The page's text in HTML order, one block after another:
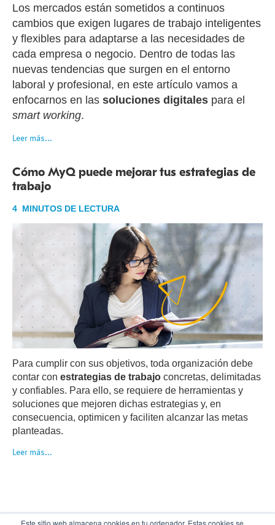
Este sitio web almacena cookies en tu ordenador. Estas cookies se
Los mercados están sometidos a continuos
cambios que exigen lugares de trabajo inteligentes
y flexibles para adaptarse a las necesidades de
cada empresa o negocio. Dentro de todas las
nuevas tendencias que surgen en el entorno
laboral y profesional, en este artículo vamos a
enfocarnos en las soluciones digitales para el
smart working.
Leer más...
Cómo MyQ puede mejorar tus estrategias de
trabajo
4 MINUTOS DE LECTURA
Para cumplir con sus objetivos, toda organización debe
contar con estrategias de trabajo concretas, delimitadas
y confiables. Para ello, se requiere de herramientas y
soluciones que mejoren dichas estrategias y, en
consecuencia, optimicen y faciliten alcanzar las metas
planteadas.
Leer más...